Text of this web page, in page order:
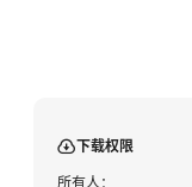
下载权限
所有人：